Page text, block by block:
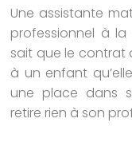
Une assistante
professionnel à la
sait que le contrat
à un enfant
une place dans
retire rien à son